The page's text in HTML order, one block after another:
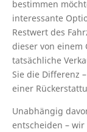
bestimmen
interessante
Restwert des
dieser von einem
tatsächliche
Sie die Differenz
einer
Unabhängig
entscheiden –